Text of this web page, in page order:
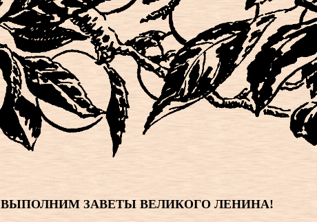
ВЫПОЛНИМ ЗАВЕТЫ ВЕЛИКОГО ЛЕНИНА!